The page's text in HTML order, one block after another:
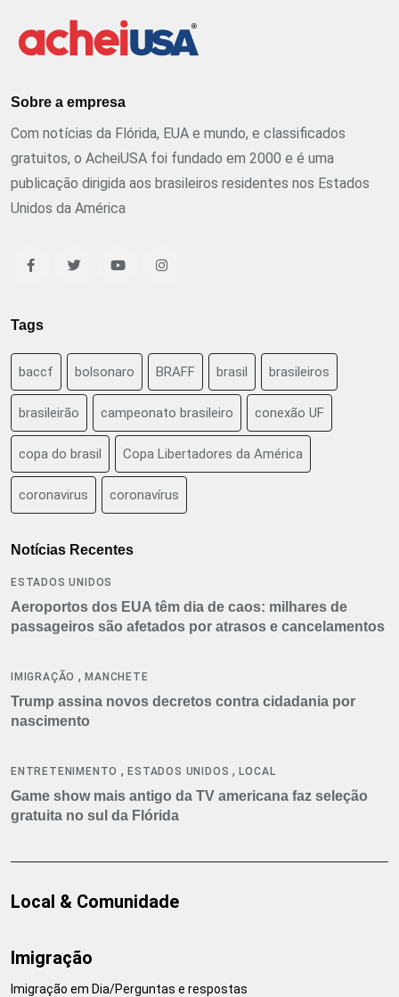
Sobre a empresa
Com notícias da Flórida, EUA e mundo, e classificados
gratuitos, o AcheiUSA foi fundado em 2000 e é uma
publicação dirigida aos brasileiros residentes nos Estados
Unidos da América
Tags
baccf bolsonaro BRAFF brasil brasileiros
brasileirão campeonato brasileiro conexão UF
copa do brasil Copa Libertadores da América
coronavirus coronavírus
Notícias Recentes
ESTADOS UNIDOS
Aeroportos dos EUA têm dia de caos: milhares de
passageiros são afetados por atrasos e cancelamentos
IMIGRAÇÃO ,MANCHETE
Trump assina novos decretos contra cidadania por
nascimento
ENTRETENIMENTO ,ESTADOS UNIDOS ,LOCAL
Game show mais antigo da TV americana faz seleção
gratuita no sul da Flórida
Local & Comunidade
Imigração
Imigração em Dia/Perguntas e respostas